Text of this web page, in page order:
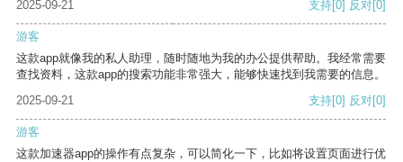
2025-09-21 支持[0] 反对[0]
游客
这款app就像我的私人助理，随时随地为我的办公提供帮助。我经常需要
查找资料，这款app的搜索功能非常强大，能够快速找到我需要的信息。
2025-09-21
支持[0] 反对[0]
游客
这款加速器app的操作有点复杂，可以简化一下，比如将设置页面进行优